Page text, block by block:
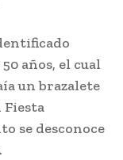
años, el cual
un brazalete
Fiesta
se desconoce